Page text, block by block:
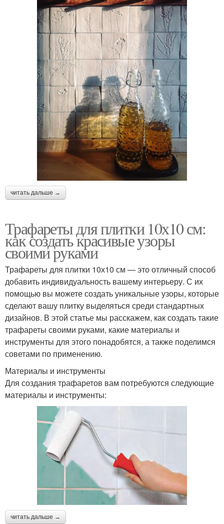
читать дальше →
Трафареты для плитки 10х10 см:
как создать красивые узоры
своими руками
Трафареты для плитки 10х10 см — это отличный способ
добавить индивидуальность вашему интерьеру. С их
помощью вы можете создать уникальные узоры, которые
сделают вашу плитку выделяться среди стандартных
дизайнов. В этой статье мы расскажем, как создать такие
трафареты своими руками, какие материалы и
инструменты для этого понадобятся, а также поделимся
советами по применению.
Материалы и инструменты
Для создания трафаретов вам потребуются следующие
материалы и инструменты:
читать дальше →